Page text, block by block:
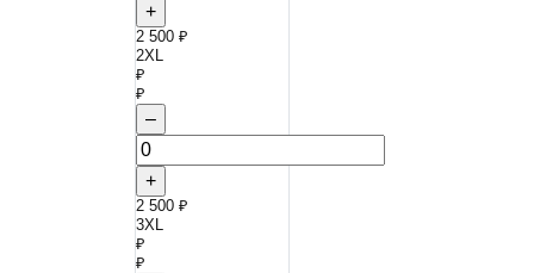
+
2 500 ₽
2XL
₽
₽
–
+
2 500 ₽
3XL
₽
₽